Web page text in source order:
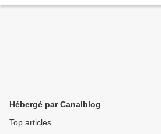
Hébergé par Canalblog
Top articles